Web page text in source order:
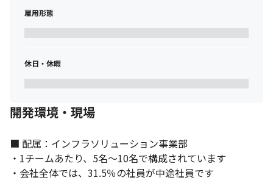
雇用形態
休日・休暇
開発環境・現場
■ 配属：インフラソリューション事業部
・1チームあたり、5名～10名で構成されています
・会社全体では、31.5％の社員が中途社員です